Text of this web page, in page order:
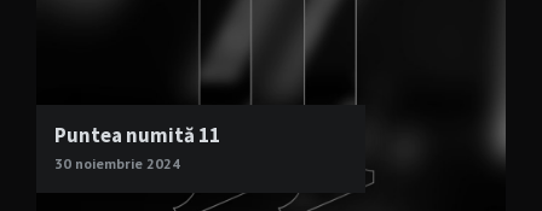
Puntea numită 11
30 noiembrie 2024